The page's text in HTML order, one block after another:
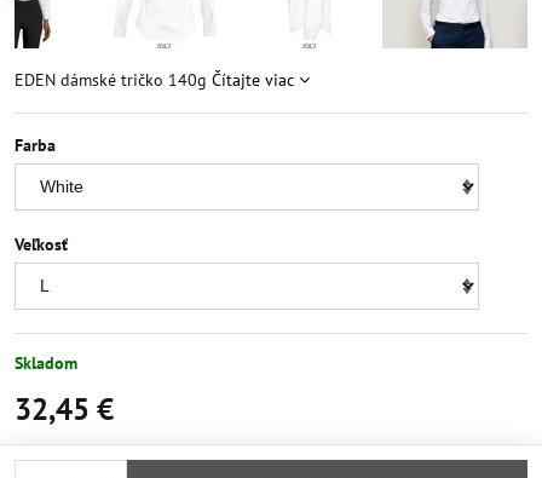
EDEN dámské tričko 140g Čítajte viac
Farba
Veľkosť
Skladom
32,45 €